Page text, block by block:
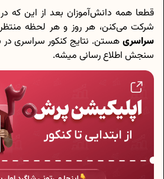
قطعا همه دانش‌آموزان بعد از این که
شرکت می‌کنن، هر روز و هر لحظه
سراسری هستن. نتایج کنکور سراسری
سنجش اطلاع رسانی میشه.